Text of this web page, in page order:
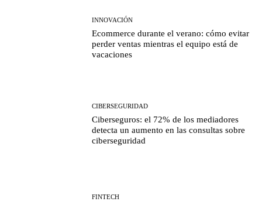
INNOVACIÓN
Ecommerce durante el verano: cómo evitar
perder ventas mientras el equipo está de
vacaciones
CIBERSEGURIDAD
Ciberseguros: el 72% de los mediadores
detecta un aumento en las consultas sobre
ciberseguridad
FINTECH